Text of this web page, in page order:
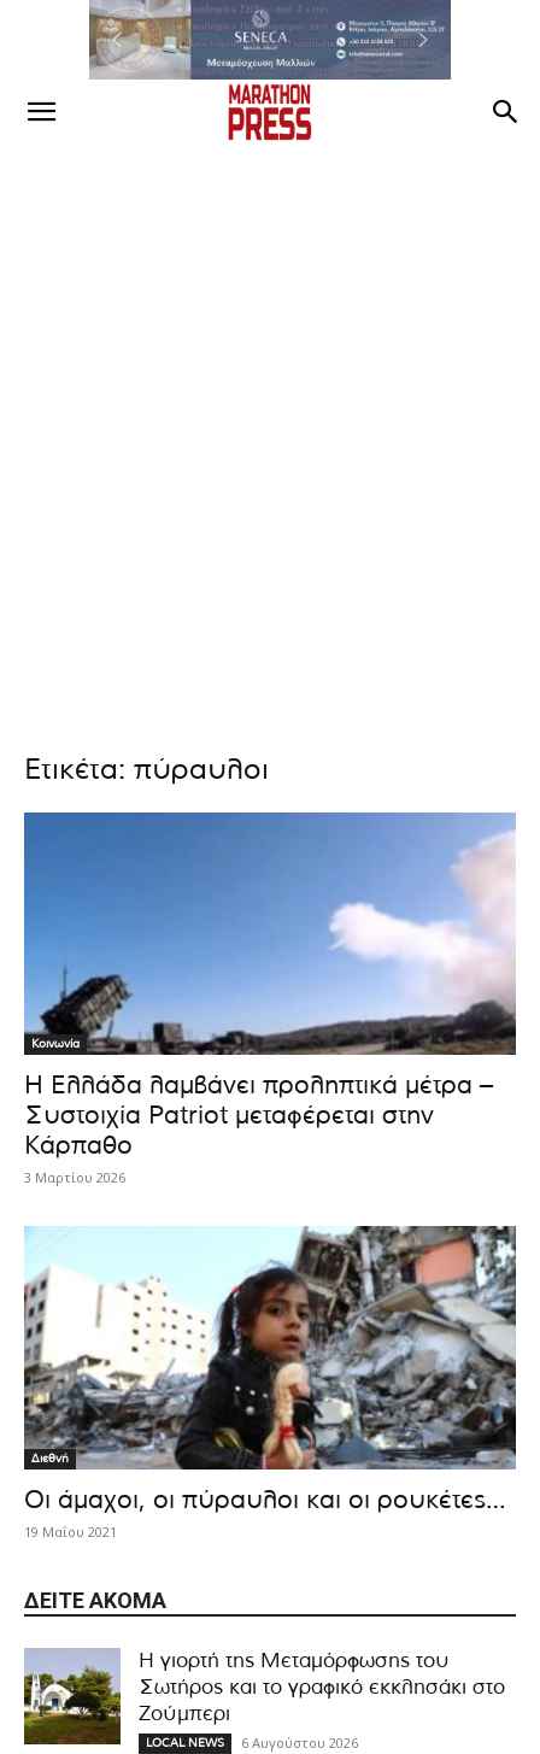
Ετικέτα: πύραυλοι
Κοινωνία
Η Ελλάδα λαμβάνει προληπτικά μέτρα –
Συστοιχία Patriot μεταφέρεται στην
Κάρπαθο
3 Μαρτίου 2026
Διεθνή
Οι άμαχοι, οι πύραυλοι και οι ρουκέτες…
19 Μαΐου 2021
ΔΕΊΤΕ ΑΚΌΜΑ
Η γιορτή της Μεταμόρφωσης του
Σωτήρος και το γραφικό εκκλησάκι στο
Ζούμπερι
LOCAL NEWS 6 Αυγούστου 2026